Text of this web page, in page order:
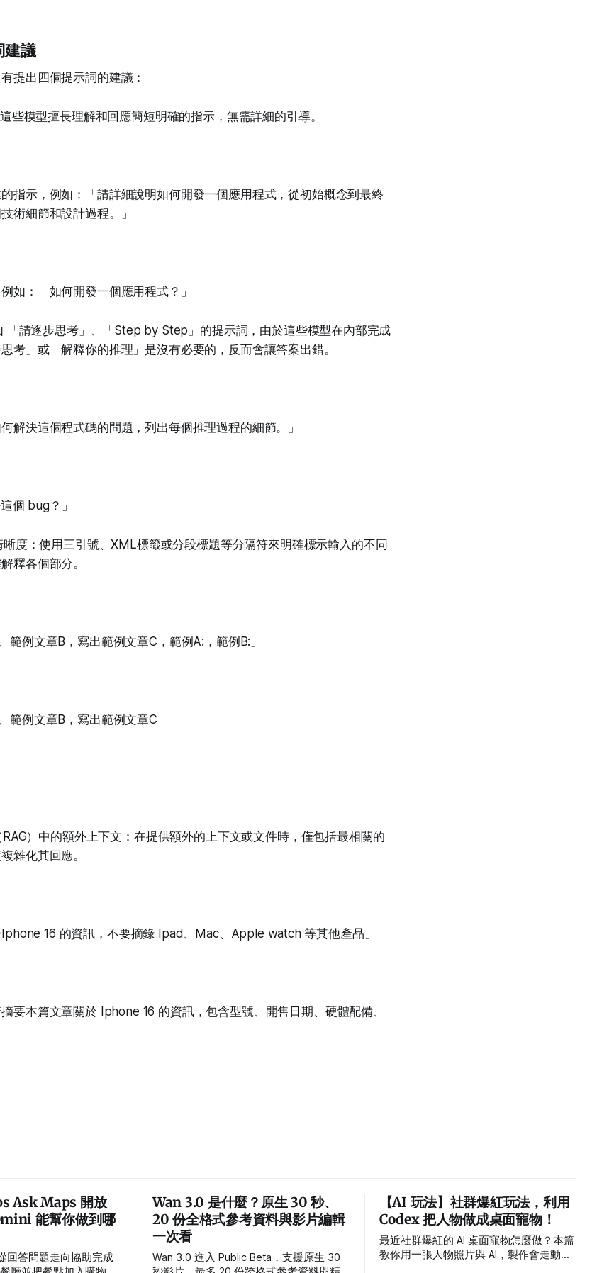
建議
提出四個提示詞的建議：
些模型擅長理解和回應簡短明確的指示，無需詳細的引導。
指示，例如：「請詳細說明如何開發一個應用程式，從初始概念到最終
術細節和設計過程。」
如：「如何開發一個應用程式？」
「請逐步思考」、「Step by Step」的提示詞，由於這些模型在內部完成
考」或「解釋你的推理」是沒有必要的，反而會讓答案出錯。
解決這個程式碼的問題，列出每個推理過程的細節。」
個 bug？」
度：使用三引號、XML標籤或分段標題等分隔符來明確標示輸入的不同
釋各個部分。
範例文章B，寫出範例文章C，範例A:，範例B:」
範例文章B，寫出範例文章C
）中的額外上下文：在提供額外的上下文或文件時，僅包括最相關的
雜化其回應。
Iphone 16 的資訊，不要摘錄 Ipad、Mac、Apple watch 等其他產品」
要本篇文章關於 Iphone 16 的資訊，包含型號、開售日期、硬體配備、
Ask Maps 開放
能幫你做到哪
回答問題走向協助完成
Wan 3.0 是什麼？原生 30 秒、
20 份全格式參考資料與影片編輯
一次看
Wan 3.0 進入 Public Beta，支援原生 30
【AI 玩法】社群爆紅玩法，利用
Codex 把人物做成桌面寵物！
最近社群爆紅的 AI 桌面寵物怎麼做？本篇
教你用一張人物照片與 AI，製作會走動、